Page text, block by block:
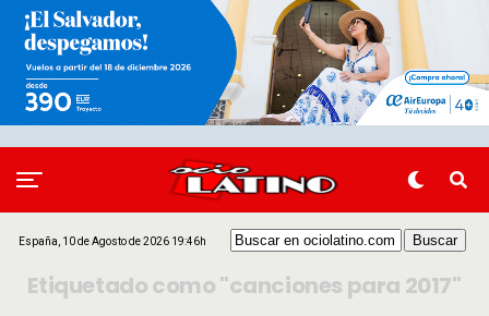
España, 10 de Agosto de 2026 19:46h
Etiquetado como "canciones para 2017"